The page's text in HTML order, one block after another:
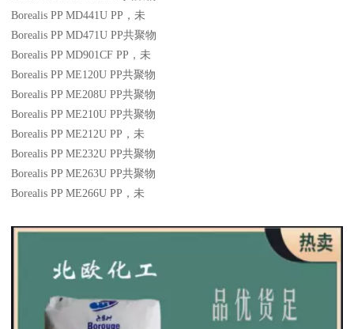
Borealis PP MD441U PP ，未
Borealis PP MD471U PP共聚物
Borealis PP MD901CF PP ，未
Borealis PP ME120U PP共聚物
Borealis PP ME208U PP共聚物
Borealis PP ME210U PP共聚物
Borealis PP ME212U PP ，未
Borealis PP ME232U PP共聚物
Borealis PP ME263U PP共聚物
Borealis PP ME266U PP ，未